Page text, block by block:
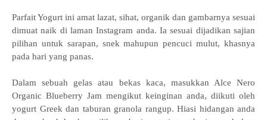
Parfait Yogurt ini amat lazat, sihat, organik dan gambarnya sesuai
dimuat naik di laman Instagram anda. Ia sesuai dijadikan sajian
pilihan untuk sarapan, snek mahupun pencuci mulut, khasnya
pada hari yang panas.
Dalam sebuah gelas atau bekas kaca, masukkan Alce Nero
Organic Blueberry Jam mengikut keinginan anda, diikuti oleh
yogurt Greek dan taburan granola rangup. Hiasi hidangan anda